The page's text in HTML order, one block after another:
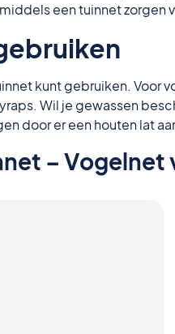
een tuinnet zorgen
kunt gebruiken.
Wil je gewassen
door er een houten lat
–